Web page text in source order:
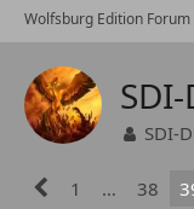
Wolfsburg Edition Forum
SDI-
1 … 38